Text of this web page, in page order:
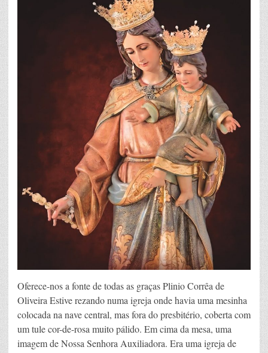
Oferece-nos a fonte de todas as graças Plinio Corrêa de
Oliveira Estive rezando numa igreja onde havia uma mesinha
colocada na nave central, mas fora do presbitério, coberta com
um tule cor-de-rosa muito pálido. Em cima da mesa, uma
imagem de Nossa Senhora Auxiliadora. Era uma igreja de